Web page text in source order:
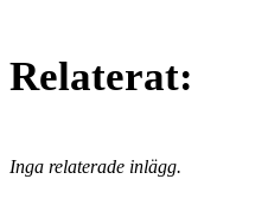
Relaterat:
Inga relaterade inlägg.